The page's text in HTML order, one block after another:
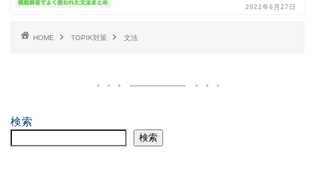
2022年6月27日
HOME TOPIK対策 文法
検索
検索